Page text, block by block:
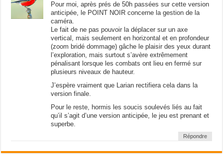
Pour moi, après prés de 50h passées sur cette version
anticipée, le POINT NOIR concerne la gestion de la
caméra.
Le fait de ne pas pouvoir la déplacer sur un axe
vertical, mais seulement en horizontal et en profondeur
(zoom bridé dommage) gâche le plaisir des yeux durant
l’exploration, mais surtout s’avère extrêmement
pénalisant lorsque les combats ont lieu en fermé sur
plusieurs niveaux de hauteur.
J’espère vraiment que Larian rectifiera cela dans la
version finale.
Pour le reste, hormis les soucis soulevés liés au fait
qu’il s’agit d’une version anticipée, le jeu est prenant et
superbe.
Répondre